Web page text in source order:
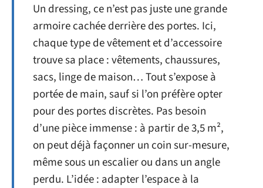
Un dressing, ce n’est pas juste une grande
armoire cachée derrière des portes. Ici,
chaque type de vêtement et d’accessoire
trouve sa place : vêtements, chaussures,
sacs, linge de maison… Tout s’expose à
portée de main, sauf si l’on préfère opter
pour des portes discrètes. Pas besoin
d’une pièce immense : à partir de 3,5 m²,
on peut déjà façonner un coin sur-mesure,
même sous un escalier ou dans un angle
perdu. L’idée : adapter l’espace à la